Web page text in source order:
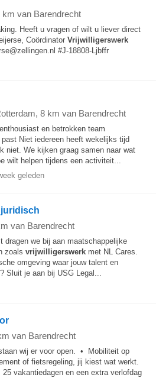
km van Barendrecht
Heeft u vragen of wilt u liever direct
Coördinator Vrijwilligerswerk
#J-18808-Ljbffr
, 8 km van Barendrecht
en betrokken team
Niet iedereen heeft wekelijks tijd
niet. We kijken graag samen naar wat
wilt helpen tijdens een activiteit...
geleden
van Barendrecht
dragen we bij aan maatschappelijke
zoals vrijwilligerswerk met NL Cares.
omgeving waar jouw talent en
Sluit je aan bij USG Legal...
van Barendrecht
wij er voor open. • Mobiliteit op
of fietsregeling, jij kiest wat werkt.
vakantiedagen en een extra verlofdag